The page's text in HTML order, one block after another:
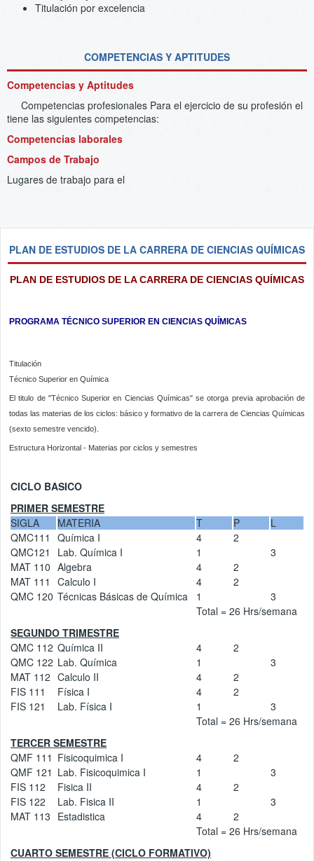
Titulación por excelencia
COMPETENCIAS Y APTITUDES
Competencias y Aptitudes
Competencias profesionales Para el ejercicio de su profesión el
tiene las siguientes competencias:
Competencias laborales
Campos de Trabajo
Lugares de trabajo para el
PLAN DE ESTUDIOS DE LA CARRERA DE CIENCIAS QUÍMICAS
PLAN DE ESTUDIOS DE LA CARRERA DE CIENCIAS QUÍMICAS
PROGRAMA TÉCNICO SUPERIOR EN CIENCIAS QUÍMICAS
Titulación
Técnico Superior en Química
El titulo de "Técnico Superior en Ciencias Químicas" se otorga previa aprobación de
todas las materias de los ciclos: básico y formativo de la carrera de Ciencias Químicas
(sexto semestre vencido).
Estructura Horizontal - Materias por ciclos y semestres
CICLO BASICO
PRIMER SEMESTRE
SIGLA
MATERIA T P
L
QMC111
Química I 4
2
QMC121
Lab. Química I 1
3
MAT 110 Algebra 4
2
MAT 111
Calculo I 4
2
QMC 120 Técnicas Básicas de Química 1
3
Total = 26 Hrs/semana
SEGUNDO TRIMESTRE
QMC 112 Química II 4
2
QMC 122 Lab. Química 1
3
MAT 112 Calculo II 4
2
FIS 111
Física I 4
2
FIS 121
Lab. Física I 1
3
Total = 26 Hrs/semana
TERCER SEMESTRE
QMF 111 Fisicoquimica I 4
2
QMF 121 Lab. Fisicoquimica I 1
3
FIS 112
Fisica II 4
2
FIS 122
Lab. Fisica II 1
3
MAT 113 Estadistica 4
2
Total = 26 Hrs/semana
CUARTO SEMESTRE (CICLO FORMATIVO)